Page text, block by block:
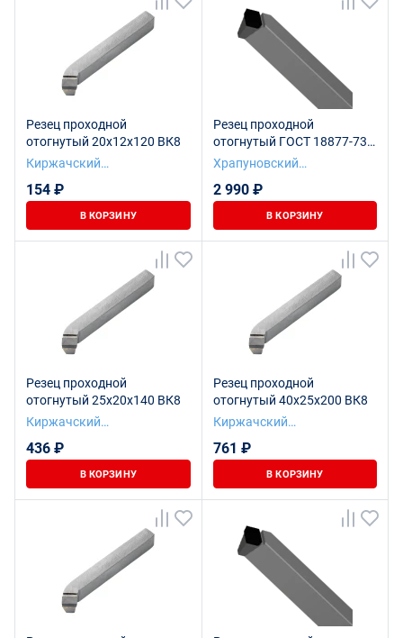
Резец проходной
отогнутый 20х12х120 ВК8
Киржачский
154 ₽
В КОРЗИНУ
Резец проходной
отогнутый ГОСТ 18877-73
ВК8 40х32х240
Храпуновский
2 990 ₽
В КОРЗИНУ
Резец проходной
отогнутый 25х20х140 ВК8
Киржачский
436 ₽
В КОРЗИНУ
Резец проходной
отогнутый 40х25х200 ВК8
Киржачский
761 ₽
В КОРЗИНУ